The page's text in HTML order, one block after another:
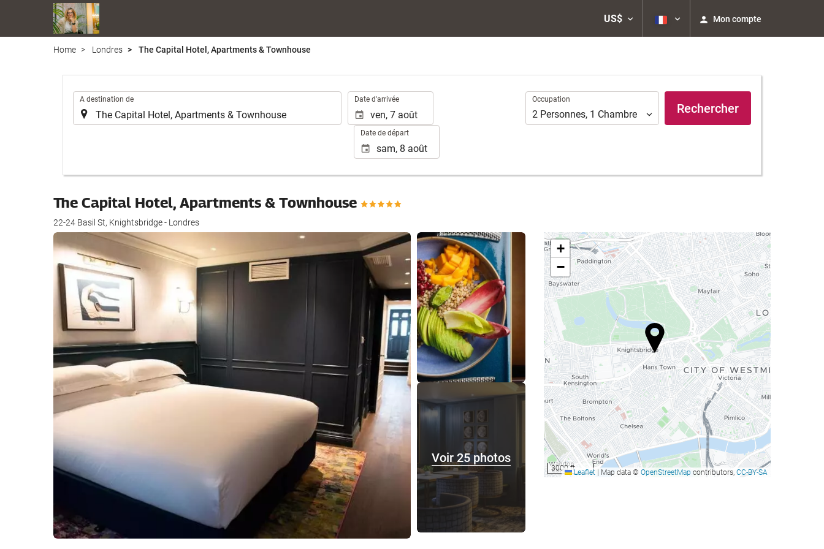
US$ Mon compte
Home Londres The Capital Hotel, Apartments & Townhouse
A destination de Date d'arrivée
Date de départ
Occupation
Occupation
2 Personnes, 1 Chambre Rechercher
The Capital Hotel, Apartments & Townhouse
22-24 Basil St, Knightsbridge - Londres
Voir 25 photos
Voir 25 photos
+
−
3000 ftLeaflet Map data © OpenStreetMap contributors, CC-BY-SA